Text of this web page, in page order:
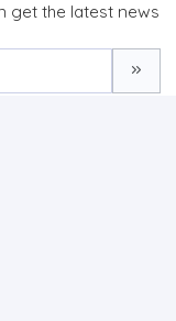
get the latest news